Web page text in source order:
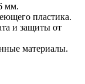
мм.
пластика.
и защиты от
материалы.